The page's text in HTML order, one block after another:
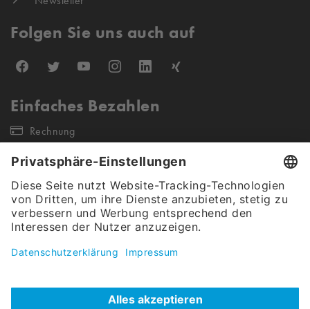
Folgen Sie uns auch auf
Einfaches Bezahlen
Rechnung
Unsere Versandpartner
Öffentliche Auftraggeber (keine Wiederverkäufer sowie Einzel- &